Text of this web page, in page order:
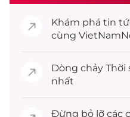
Khám phá tin
cùng
Dòng chảy Thời
nhất
Đừng bỏ lỡ các